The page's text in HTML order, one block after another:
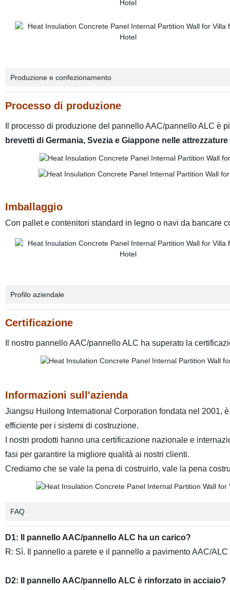
Produzione e confezionamento
Processo di produzione
Il processo di produzione del pannello AAC/pannello ALC è
brevetti di Germania, Svezia e Giappone nelle
Imballaggio
Con pallet e contenitori standard in legno o navi da bancare
Profilo aziendale
Certificazione
Il nostro pannello AAC/pannello ALC ha superato la
Informazioni sull'azienda
Jiangsu Huilong International Corporation fondata nel 2001,
efficiente per i sistemi di costruzione.
I nostri prodotti hanno una certificazione nazionale e
fasi per garantire la migliore qualità ai nostri clienti.
Crediamo che se vale la pena di costruirlo, vale la pena
FAQ
D1: Il pannello AAC/pannello ALC ha un carico?
R: Sì. Il pannello a parete e il pannello a pavimento AAC/
D2: Il pannello AAC/pannello ALC è rinforzato in acciaio?